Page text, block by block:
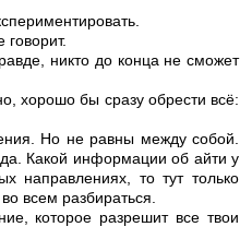
никто до конца не сможет
хорошо бы сразу обрести всё:
Но не равны между собой.
да. Какой информации об айти у
направлениях, то тут только
всем разбираться.
которое разрешит все твои